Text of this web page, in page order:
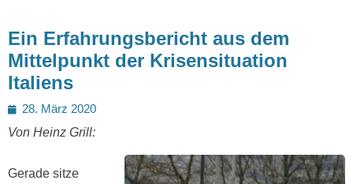
Ein Erfahrungsbericht aus dem
Mittelpunkt der Krisensituation
Italiens
Posted
on
28. März 2020
Von Heinz Grill:
Gerade sitze